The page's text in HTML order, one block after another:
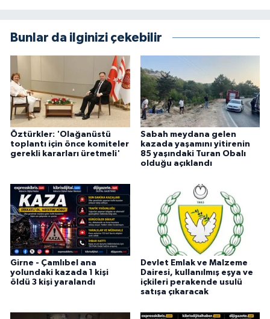
Bunlar da ilginizi çekebilir
Öztürkler: 'Olağanüstü
toplantı için önce komiteler
gerekli kararları üretmeli'
Sabah meydana gelen
kazada yaşamını yitirenin
85 yaşındaki Turan Obalı
olduğu açıklandı
Girne - Çamlıbel ana
yolundaki kazada 1 kişi
öldü 3 kişi yaralandı
Devlet Emlak ve Malzeme
Dairesi, kullanılmış eşya ve
içkileri perakende usulü
satışa çıkaracak